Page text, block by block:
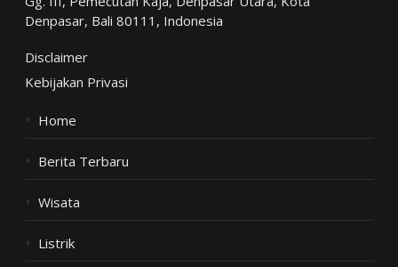
Denpasar, Bali 80111, Indonesia
Disclaimer
Kebijakan Privasi
Home
Berita Terbaru
Wisata
Listrik